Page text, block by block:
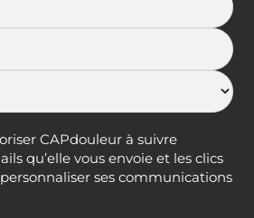
CAPdouleur à suivre
qu’elle vous envoie et les clics
ses communications